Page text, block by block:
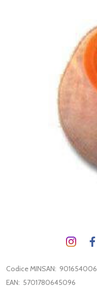
Codice MINSAN: 901654006
EAN: 5701780645096